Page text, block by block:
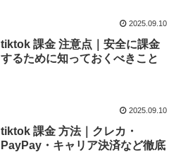
2025.09.10
tiktok 課金 注意点｜安全に課金
するために知っておくべきこと
2025.09.10
tiktok 課金 方法｜クレカ・
PayPay・キャリア決済など徹底